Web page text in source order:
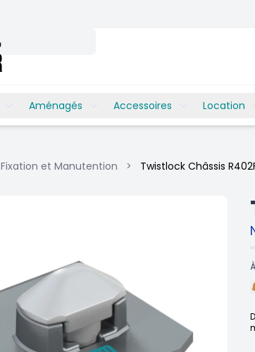
Aménagés Accessoires Location
Fixation et Manutention > Twistlock Châssis